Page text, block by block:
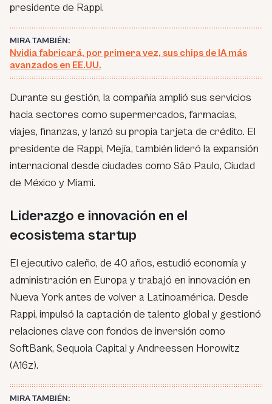
presidente de Rappi.
MIRA TAMBIÉN:
Nvidia fabricará, por primera vez, sus chips de IA más
avanzados en EE.UU.
Durante su gestión, la compañía amplió sus servicios
hacia sectores como supermercados, farmacias,
viajes, finanzas, y lanzó su propia tarjeta de crédito. El
presidente de Rappi, Mejía, también lideró la expansión
internacional desde ciudades como São Paulo, Ciudad
de México y Miami.
Liderazgo e innovación en el
ecosistema startup
El ejecutivo caleño, de 40 años, estudió economía y
administración en Europa y trabajó en innovación en
Nueva York antes de volver a Latinoamérica. Desde
Rappi, impulsó la captación de talento global y gestionó
relaciones clave con fondos de inversión como
SoftBank, Sequoia Capital y Andreessen Horowitz
(A16z).
MIRA TAMBIÉN: